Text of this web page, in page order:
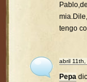
tengo
abril
Pepa